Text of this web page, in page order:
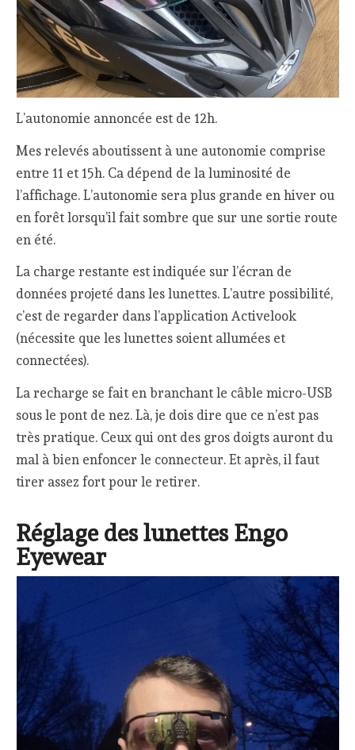
L’autonomie annoncée est de 12h.
Mes relevés aboutissent à une autonomie comprise
entre 11 et 15h. Ca dépend de la luminosité de
l’affichage. L’autonomie sera plus grande en hiver ou
en forêt lorsqu’il fait sombre que sur une sortie route
en été.
La charge restante est indiquée sur l’écran de
données projeté dans les lunettes. L’autre possibilité,
c’est de regarder dans l’application Activelook
(nécessite que les lunettes soient allumées et
connectées).
La recharge se fait en branchant le câble micro-USB
sous le pont de nez. Là, je dois dire que ce n’est pas
très pratique. Ceux qui ont des gros doigts auront du
mal à bien enfoncer le connecteur. Et après, il faut
tirer assez fort pour le retirer.
Réglage des lunettes Engo
Eyewear